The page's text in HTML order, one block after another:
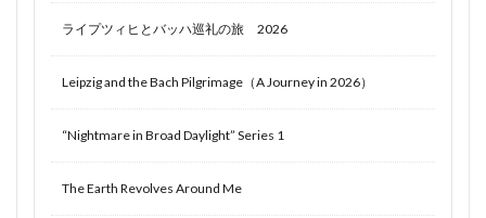
ライプツィヒとバッハ巡礼の旅 2026
Leipzig and the Bach Pilgrimage（A Journey in 2026）
“Nightmare in Broad Daylight” Series 1
The Earth Revolves Around Me